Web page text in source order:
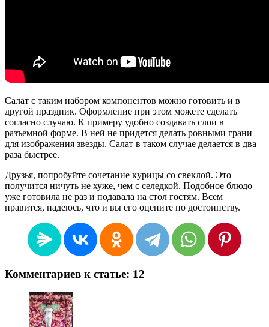
Салат с таким набором компонентов можно готовить и в
другой праздник. Оформление при этом можете сделать
согласно случаю. К примеру удобно создавать слои в
разъемной форме. В ней не придется делать ровными грани
для изображения звезды. Салат в таком случае делается в два
раза быстрее.
Друзья, попробуйте сочетание курицы со свеклой. Это
получится ничуть не хуже, чем с селедкой. Подобное блюдо
уже готовила не раз и подавала на стол гостям. Всем
нравится, надеюсь, что и вы его оцените по достоинству.
Комментариев к статье: 12